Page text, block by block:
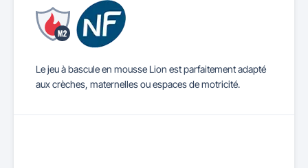
Le jeu à bascule en mousse Lion est parfaitement adapté
aux crèches, maternelles ou espaces de motricité.